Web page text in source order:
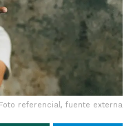
referencial, fuente externa